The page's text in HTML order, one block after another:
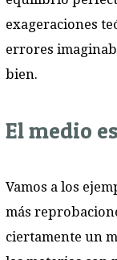
exageraciones
errores
bien.
El medio
Vamos a los
más
ciertamente un